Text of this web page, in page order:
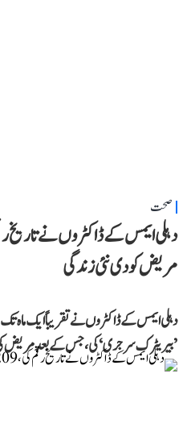
صحت
مریض کو دی نئی زندگی
دہلی ایمس کے ڈاکٹروں نے تقریباً ایک
’بیریٹرک سرجری‘ کی، جس کے بعد مریض